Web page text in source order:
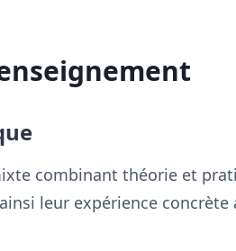
combinant théorie et
leur expérience concrète